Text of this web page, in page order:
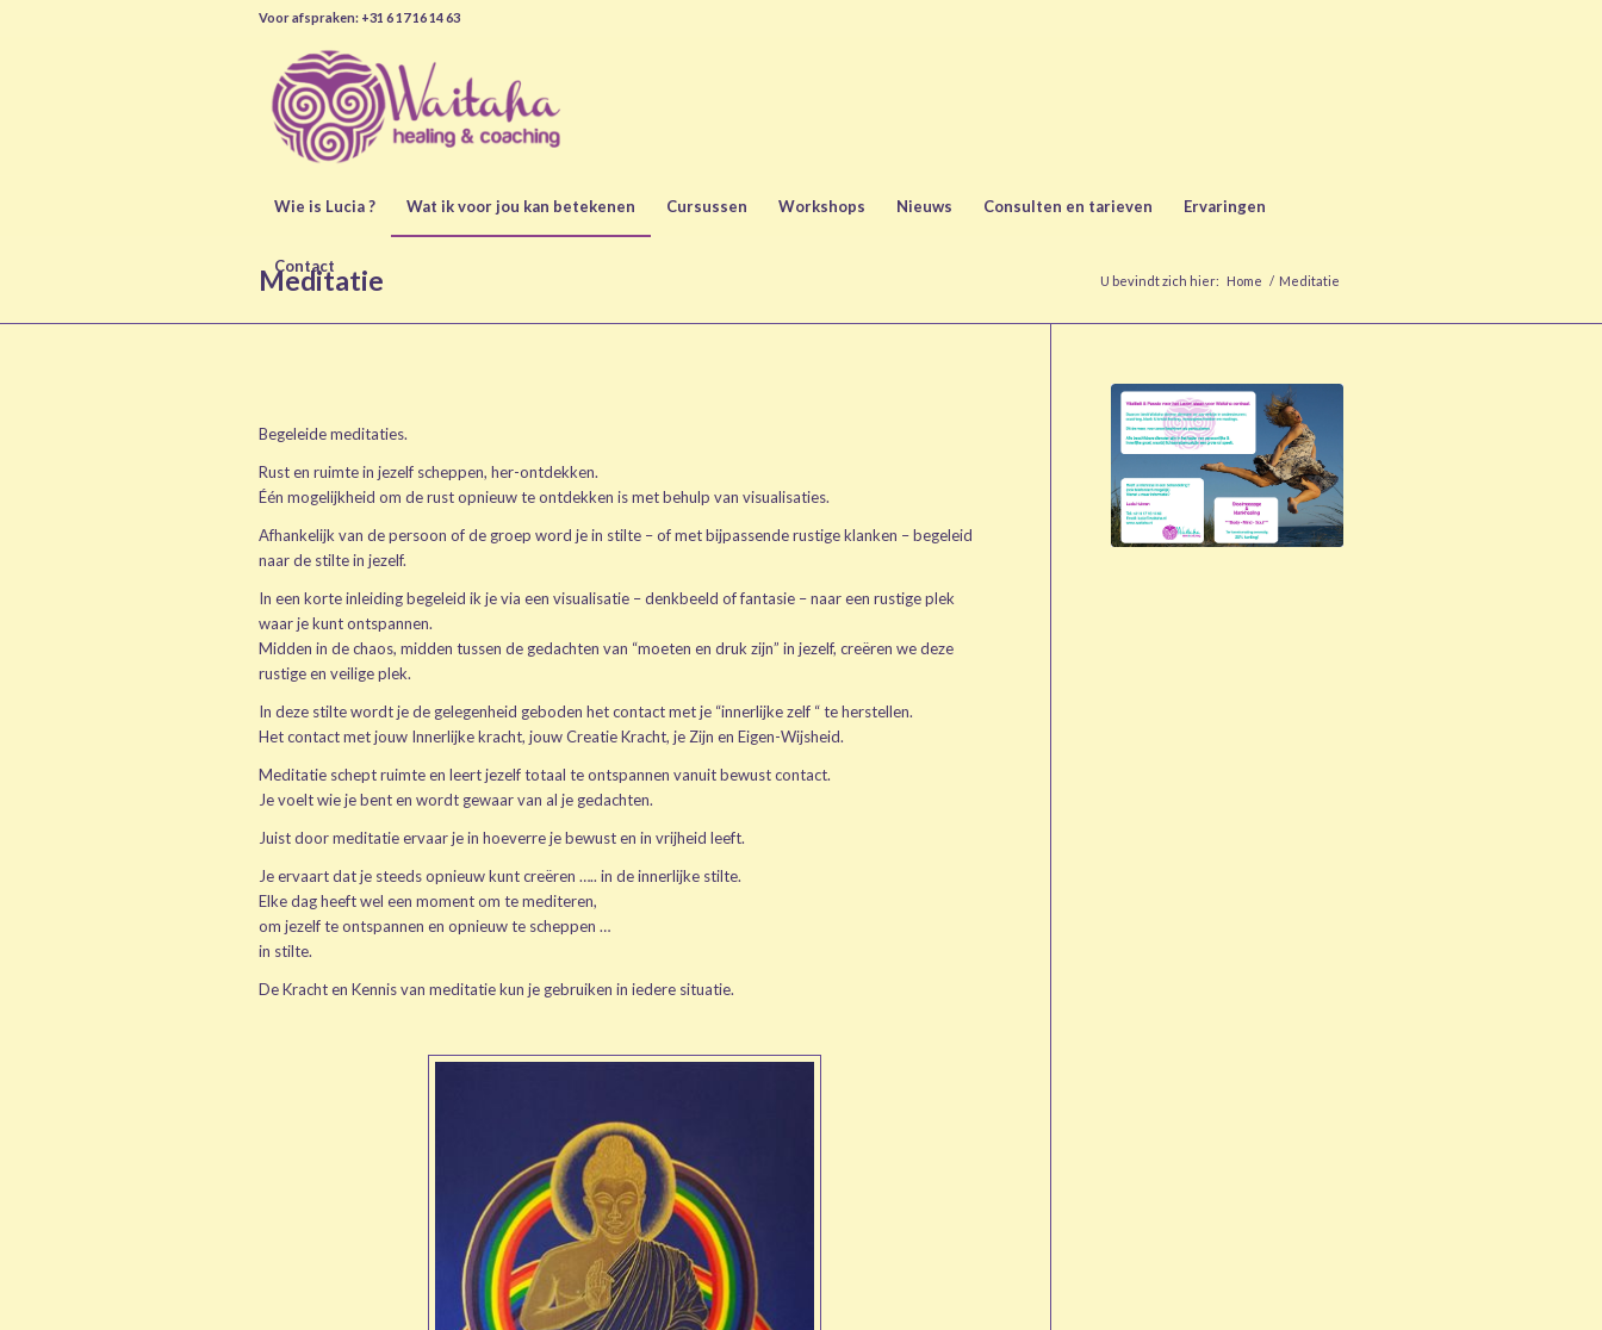
Voor afspraken: +31 6 17 16 14 63
Wie is Lucia ? Wat ik voor jou kan betekenen Cursussen Workshops Nieuws Consulten en tarieven Ervaringen
Contact
Meditatie U bevindt zich hier: Home / Meditatie
Begeleide meditaties.
Rust en ruimte in jezelf scheppen, her-ontdekken.
Één mogelijkheid om de rust opnieuw te ontdekken is met behulp van visualisaties.
Afhankelijk van de persoon of de groep word je in stilte – of met bijpassende rustige klanken – begeleid
naar de stilte in jezelf.
In een korte inleiding begeleid ik je via een visualisatie – denkbeeld of fantasie – naar een rustige plek
waar je kunt ontspannen.
Midden in de chaos, midden tussen de gedachten van “moeten en druk zijn” in jezelf, creëren we deze
rustige en veilige plek.
In deze stilte wordt je de gelegenheid geboden het contact met je “innerlijke zelf “ te herstellen.
Het contact met jouw Innerlijke kracht, jouw Creatie Kracht, je Zijn en Eigen-Wijsheid.
Meditatie schept ruimte en leert jezelf totaal te ontspannen vanuit bewust contact.
Je voelt wie je bent en wordt gewaar van al je gedachten.
Juist door meditatie ervaar je in hoeverre je bewust en in vrijheid leeft.
Je ervaart dat je steeds opnieuw kunt creëren ….. in de innerlijke stilte.
Elke dag heeft wel een moment om te mediteren,
om jezelf te ontspannen en opnieuw te scheppen …
in stilte.
De Kracht en Kennis van meditatie kun je gebruiken in iedere situatie.